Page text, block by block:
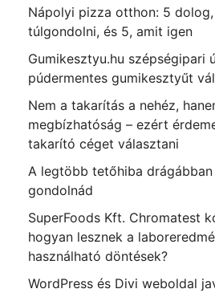
Nápolyi pizza otthon: 5
túlgondolni, és 5, amit igen
Gumikesztyu.hu szépségipari
púdermentes gumikesztyűt
Nem a takarítás a nehéz,
megbízhatóság – ezért
takarító céget választani
A legtöbb tetőhiba
gondolnád
SuperFoods Kft. Chromatest
hogyan lesznek a
használható döntések?
WordPress és Divi weboldal